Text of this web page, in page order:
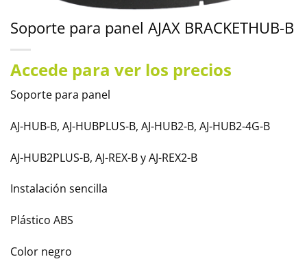
Soporte para panel AJAX BRACKETHUB-B
Accede para ver los precios
Soporte para panel
AJ-HUB-B, AJ-HUBPLUS-B, AJ-HUB2-B, AJ-HUB2-4G-B
AJ-HUB2PLUS-B, AJ-REX-B y AJ-REX2-B
Instalación sencilla
Plástico ABS
Color negro